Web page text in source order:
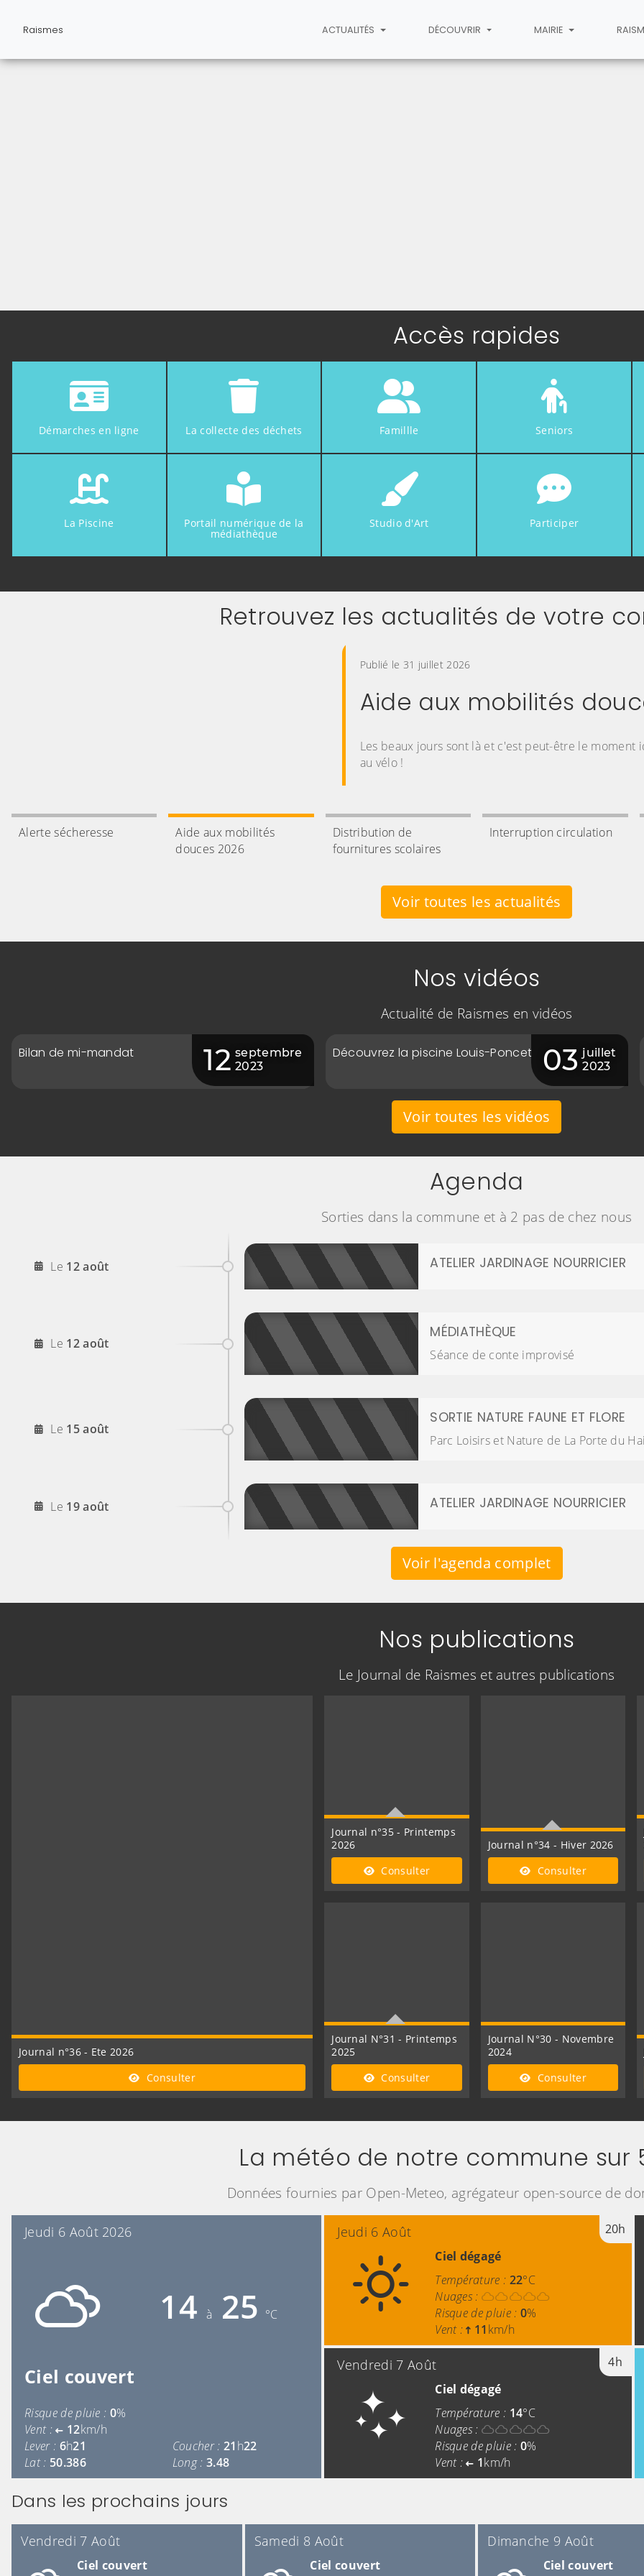
Raismes ACTUALITÉS DÉCOUVRIR MAIRIE
Accès rapides
Démarches en ligne La collecte des déchets Famillle Seniors
La Piscine Portail numérique de la
médiathèque
Studio d'Art Participer
Retrouvez les actualités de votre
Aide aux mobilités douces 2026
Les beaux jours sont là et c'est peut-être le moment idéal pour vous (re)mettre
Alerte sécheresse
Aide aux mobilités
douces 2026
Distribution de
fournitures scolaires
Interruption circulation
Voir toutes les actualités
Nos vidéos
Actualité de Raismes en vidéos
12 septembre
2023
Bilan de mi-mandat 03 juillet
2023
Découvrez la piscine Louis-Poncet
Voir toutes les vidéos
Agenda
Sorties dans la commune et à 2 pas de chez nous
Le 12août2026 ATELIER JARDINAGE NOURRICIER
Le 12août2026
MÉDIATHÈQUE
Séance de conte improvisé
Le 15août2026
SORTIE NATURE FAUNE ET FLORE
Parc Loisirs et Nature de La Porte du
Le 19août2026 ATELIER JARDINAGE NOURRICIER
Voir l'agenda complet
Nos publications
Le Journal de Raismes et autres publications
Journal n°36 - Ete 2026
Consulter
Journal n°35 - Printemps
2026
Poursuivre la
transformation de notre
Consulter
Journal n°34 - Hiver 2026
Raismes, ville solidaire
Consulter
Journal N°31 - Printemps
2025
Nouvelle formule !
Consulter
Journal N°30 - Novembre
2024
Consulter
La météo de notre commune sur
Données fournies par Open-Meteo, agrégateur open-source de
Jeudi 6 Août 2026
14 à 25 °C
Ciel couvert
Risque de pluie : 0%
Vent :
12km/h
Lever : 6h21 Coucher : 21 h22
Lat : 50.386 Long : 3.48
Jeudi 6 Août
20h
Ciel dégagé
Température : 22°C
Nuages :
Risque de pluie : 0%
Vent : 11 km/h
Vendredi 7 Août
4h
Ciel dégagé
Température : 14°C
Nuages :
Risque de pluie : 0%
Vent :
1km/h
Dans les prochains jours
Vendredi 7 Août
Ciel couvert
Samedi 8 Août
Ciel couvert
Dimanche 9 Août
Ciel couvert